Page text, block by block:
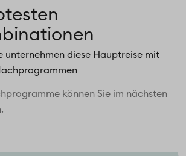
Moschee
unternehmen diese Hauptreise mit
können Sie im nächsten